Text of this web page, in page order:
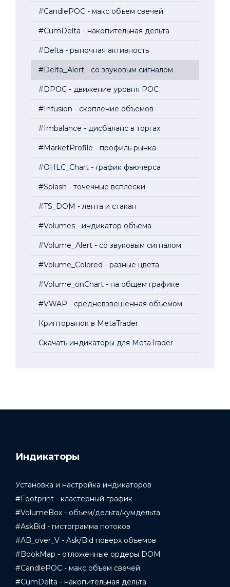
#CandlePOC - макс объем свечей
#CumDelta - накопительная дельта
#Delta - рыночная активность
#Delta_Alert - со звуковым сигналом
#DPOC - движение уровня POC
#Infusion - скопление объемов
#Imbalance - дисбаланс в торгах
#MarketProfile - профиль рынка
#OHLC_Chart - график фьючерса
#Splash - точечные всплески
#TS_DOM - лента и стакан
#Volumes - индикатор объема
#Volume_Alert - со звуковым сигналом
#Volume_Colored - разные цвета
#Volume_onChart - на общем графике
#VWAP - средневзвешенная объемом
Крипторынок в MetaTrader
Скачать индикаторы для MetaTrader
Индикаторы
Установка и настройка индикаторов
#Footprint - кластерный график
#VolumeBox - объем/дельта/кумдельта
#AskBid - гистограмма потоков
#AB_over_V - Ask/Bid поверх объемов
#BookMap - отложенные ордеры DOM
#CandlePOC - макс объем свечей
#CumDelta - накопительная дельта